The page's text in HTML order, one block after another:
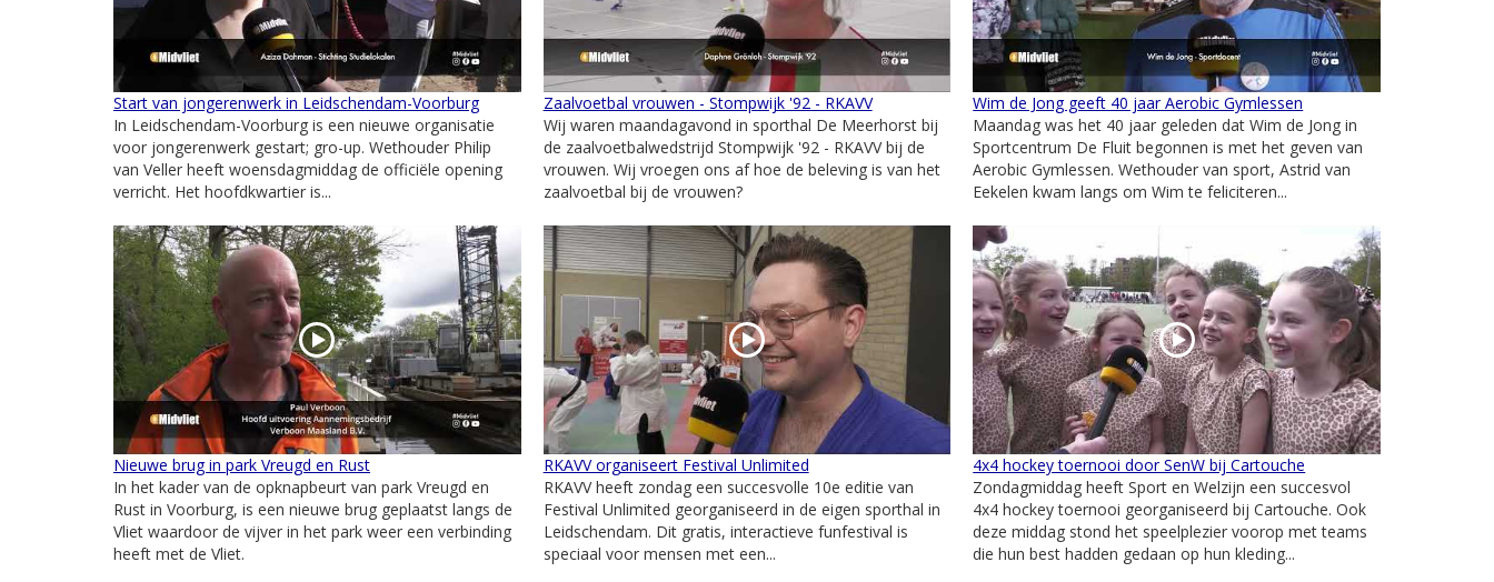
Start van jongerenwerk in Leidschendam-Voorburg
In Leidschendam-Voorburg is een nieuwe organisatie
voor jongerenwerk gestart; gro-up. Wethouder Philip
van Veller heeft woensdagmiddag de officiële opening
verricht. Het hoofdkwartier is...
Zaalvoetbal vrouwen - Stompwijk '92 - RKAVV
Wij waren maandagavond in sporthal De Meerhorst bij
de zaalvoetbalwedstrijd Stompwijk '92 - RKAVV bij de
vrouwen. Wij vroegen ons af hoe de beleving is van het
zaalvoetbal bij de vrouwen?
Wim de Jong geeft 40 jaar Aerobic Gymlessen
Maandag was het 40 jaar geleden dat Wim de Jong in
Sportcentrum De Fluit begonnen is met het geven van
Aerobic Gymlessen. Wethouder van sport, Astrid van
Eekelen kwam langs om Wim te feliciteren...
Nieuwe brug in park Vreugd en Rust
In het kader van de opknapbeurt van park Vreugd en
Rust in Voorburg, is een nieuwe brug geplaatst langs de
Vliet waardoor de vijver in het park weer een verbinding
heeft met de Vliet.
RKAVV organiseert Festival Unlimited
RKAVV heeft zondag een succesvolle 10e editie van
Festival Unlimited georganiseerd in de eigen sporthal in
Leidschendam. Dit gratis, interactieve funfestival is
speciaal voor mensen met een...
4x4 hockey toernooi door SenW bij Cartouche
Zondagmiddag heeft Sport en Welzijn een succesvol
4x4 hockey toernooi georganiseerd bij Cartouche. Ook
deze middag stond het speelplezier voorop met teams
die hun best hadden gedaan op hun kleding...